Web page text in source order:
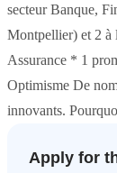
secteur Banque,
Montpellier) et 2 à
Assurance * 1
Optimisme De
innovants.
Apply for